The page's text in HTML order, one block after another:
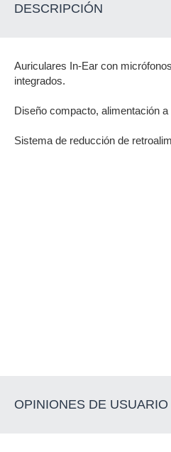
DESCRIPCIÓN
Auriculares In-Ear con
integrados.
Diseño compacto, alimentación
Sistema de reducción de
OPINIONES DE USUARIO